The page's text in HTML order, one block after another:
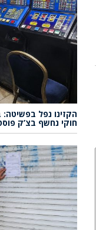
הקזינו נפל בפשיטה:
חוקי נחשף בצ’ק